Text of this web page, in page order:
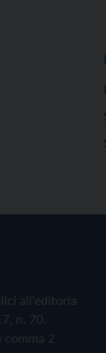
all'editoria
n. 70.
comma 2